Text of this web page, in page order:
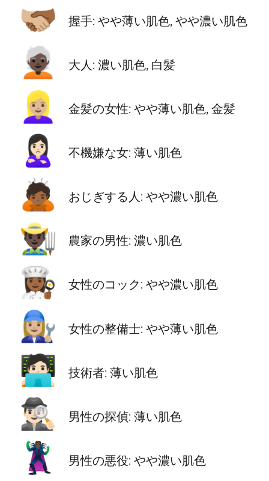
🫱🏼‍🫲🏾 握手: やや薄い肌色, やや濃い肌色
🧑🏿‍🦳 大人: 濃い肌色, 白髪
👱🏼‍♀️ 金髪の女性: やや薄い肌色, 金髪
🙎🏻‍♀️ 不機嫌な女: 薄い肌色
🙇🏾 おじぎする人: やや濃い肌色
👨🏿‍🌾 農家の男性: 濃い肌色
👩🏾‍🍳 女性のコック: やや濃い肌色
👩🏼‍🔧 女性の整備士: やや薄い肌色
🧑🏻‍💻 技術者: 薄い肌色
🕵🏻‍♂️ 男性の探偵: 薄い肌色
🦹🏾‍♂️ 男性の悪役: やや濃い肌色